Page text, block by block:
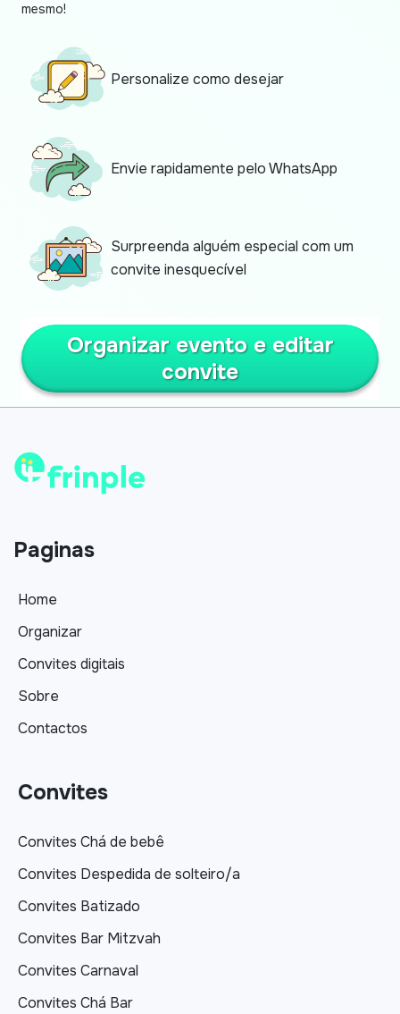
mesmo!
Personalize como desejar
Envie rapidamente pelo WhatsApp
Surpreenda alguém especial com um
convite inesquecível
Organizar evento e editar
convite
Paginas
Home
Organizar
Convites digitais
Sobre
Contactos
Convites
Convites Chá de bebê
Convites Despedida de solteiro/a
Convites Batizado
Convites Bar Mitzvah
Convites Carnaval
Convites Chá Bar